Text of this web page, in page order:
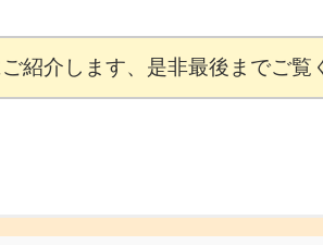
紹介します、是非最後までご覧